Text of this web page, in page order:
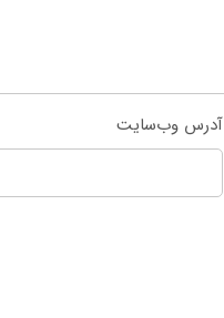
آدرس وب‌سایت